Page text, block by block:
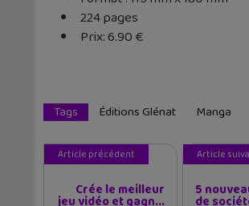
224 pages
Prix: 6.90 €
Tags Éditions Glénat Manga
Article précédent
Crée le meilleur
jeu vidéo et gagn...
Article
5
de